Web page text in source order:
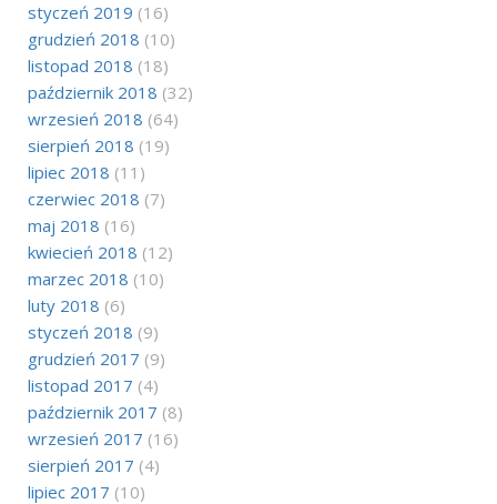
styczeń 2019 (16)
grudzień 2018 (10)
listopad 2018 (18)
październik 2018 (32)
wrzesień 2018 (64)
sierpień 2018 (19)
lipiec 2018 (11)
czerwiec 2018 (7)
maj 2018 (16)
kwiecień 2018 (12)
marzec 2018 (10)
luty 2018 (6)
styczeń 2018 (9)
grudzień 2017 (9)
listopad 2017 (4)
październik 2017 (8)
wrzesień 2017 (16)
sierpień 2017 (4)
lipiec 2017 (10)